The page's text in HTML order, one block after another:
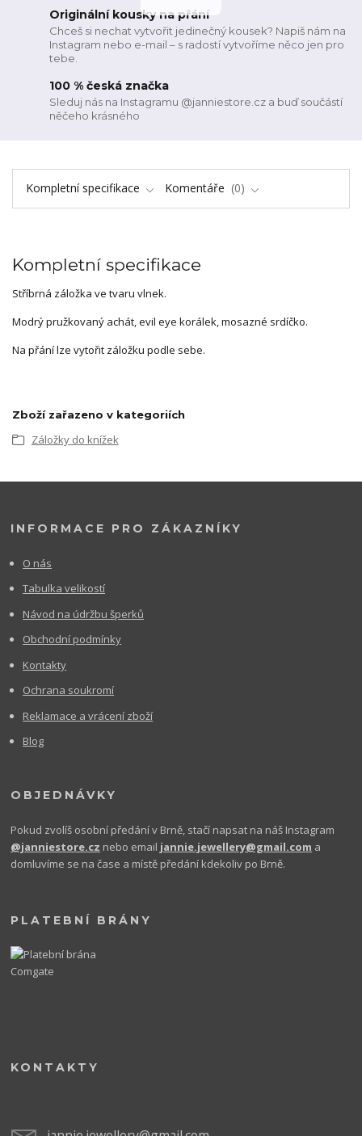
Originální kousky na přání
Chceš si nechat vytvořit jedinečný kousek? Napiš nám na
Instagram nebo e-mail – s radostí vytvoříme něco jen pro
tebe.
100 % česká značka
Sleduj nás na Instagramu @janniestore.cz a buď součástí
něčeho krásného
Kompletní specifikace Komentáře 0
Kompletní specifikace
Stříbrná záložka ve tvaru vlnek.
Modrý pružkovaný achát, evil eye korálek, mosazné srdíčko.
Na přání lze vytořit záložku podle sebe.
Zboží zařazeno v kategoriích
Záložky do knížek
INFORMACE PRO ZÁKAZNÍKY
O nás
Tabulka velikostí
Návod na údržbu šperků
Obchodní podmínky
Kontakty
Ochrana soukromí
Reklamace a vrácení zboží
Blog
OBJEDNÁVKY
Pokud zvolíš osobní předání v Brně, stačí napsat na náš Instagram
@janniestore.cz nebo email jannie.jewellery@gmail.com a
domluvíme se na čase a místě předání kdekoliv po Brně.
PLATEBNÍ BRÁNY
KONTAKTY